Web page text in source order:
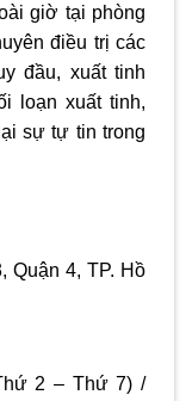
giờ tại phòng
điều trị các
đầu, xuất tinh
loạn xuất tinh,
sự tự tin trong
Quận 4, TP. Hồ
2 – Thứ 7) /